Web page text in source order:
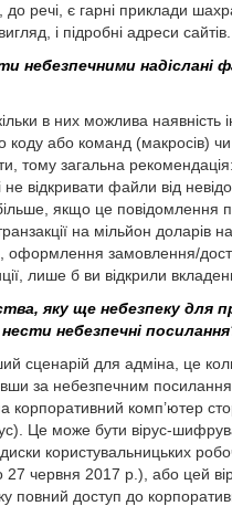
речі, є гарні приклади
і підробні адреси сайтів.
небезпечними надіслані
в них можлива наявність
коду або команд (макросів)
тому загальна рекомендація:
не відкривати файли від
якщо це повідомлення
на мільйон доларів
оформлення замовлення/
лише б ви відкрили
яку ще небезпеку для
небезпечні
сценарій для адміна, це
за небезпечним
корпоративний комп’ютер
Це може бути вірус-
користувальницьких
27 червня 2017 р.), або цей
повний доступ до